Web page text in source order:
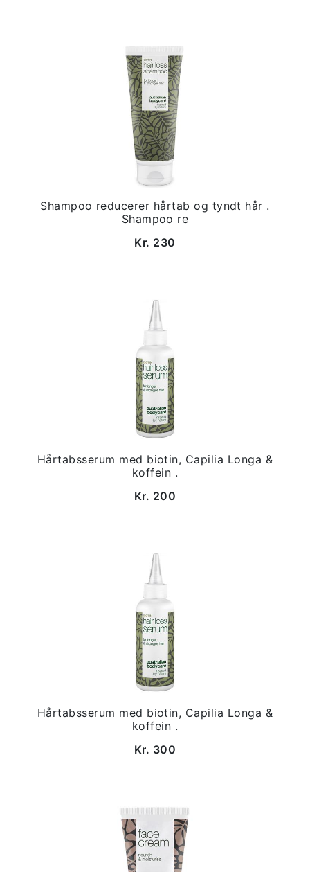
Shampoo reducerer hårtab og tyndt hår .
Shampoo re
Kr. 230
Hårtabsserum med biotin, Capilia Longa &
koffein .
Kr. 200
Hårtabsserum med biotin, Capilia Longa &
koffein .
Kr. 300